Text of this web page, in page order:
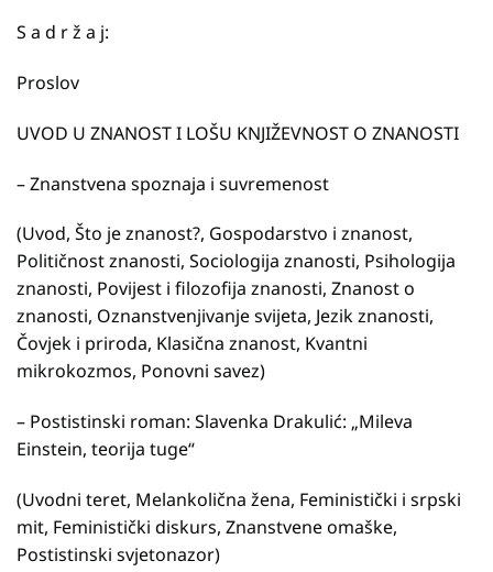
S a d r ž a j:
Proslov
UVOD U ZNANOST I LOŠU KNJIŽEVNOST O ZNANOSTI
– Znanstvena spoznaja i suvremenost
(Uvod, Što je znanost?, Gospodarstvo i znanost,
Političnost znanosti, Sociologija znanosti, Psihologija
znanosti, Povijest i filozofija znanosti, Znanost o
znanosti, Oznanstvenjivanje svijeta, Jezik znanosti,
Čovjek i priroda, Klasična znanost, Kvantni
mikrokozmos, Ponovni savez)
– Postistinski roman: Slavenka Drakulić: „Mileva
Einstein, teorija tuge“
(Uvodni teret, Melankolična žena, Feministički i srpski
mit, Feministički diskurs, Znanstvene omaške,
Postistinski svjetonazor)